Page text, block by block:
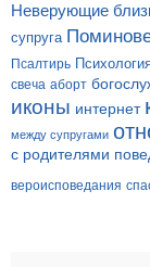
Неверующие
супруга
Псалтирь
свеча аборт
иконы интернет
между супругами
с родителями
вероисповедания